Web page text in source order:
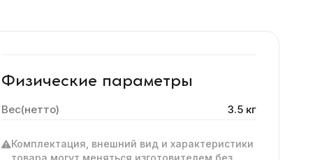
Физические параметры
Вес(нетто) 3.5 кг
Комплектация, внешний вид и характеристики
товара могут меняться изготовителем без